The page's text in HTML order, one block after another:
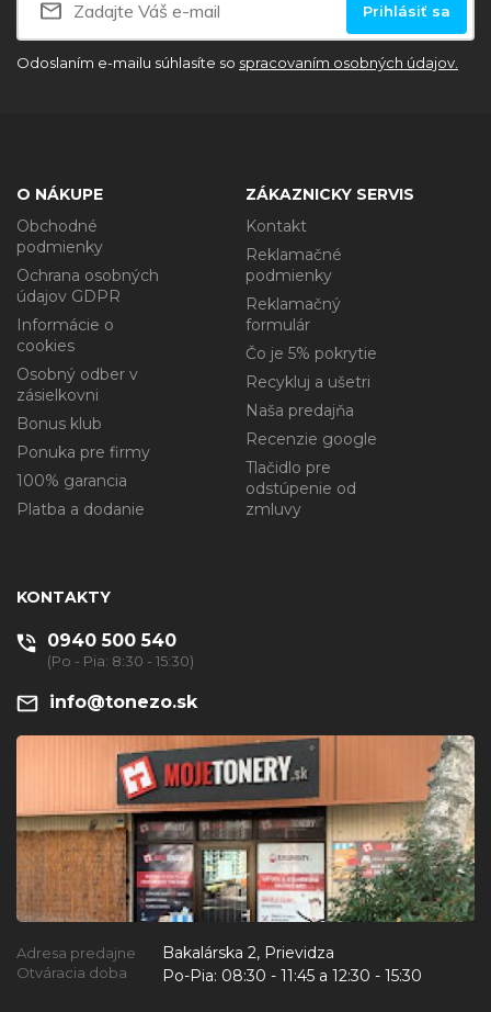
Prihlásiť sa
Odoslaním e-mailu súhlasíte so spracovaním osobných údajov.
O NÁKUPE
Obchodné
podmienky
Ochrana osobných
údajov GDPR
Informácie o
cookies
Osobný odber v
zásielkovni
Bonus klub
Ponuka pre firmy
100% garancia
Platba a dodanie
ZÁKAZNICKY SERVIS
Kontakt
Reklamačné
podmienky
Reklamačný
formulár
Čo je 5% pokrytie
Recykluj a ušetri
Naša predajňa
Recenzie google
Tlačidlo pre
odstúpenie od
zmluvy
KONTAKTY
0940 500 540
(Po - Pia: 8:30 - 15:30)
info@tonezo.sk
Adresa predajne Bakalárska 2, Prievidza
Otváracia doba Po-Pia: 08:30 - 11:45 a 12:30 - 15:30